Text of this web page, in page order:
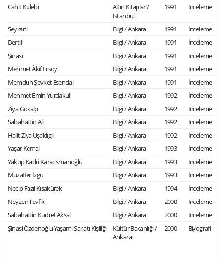
Cahit Külebi
Altın Kitaplar /
İstanbul
1991 İnceleme
Seyrani Bilgi / Ankara 1991
İnceleme
Dertli
Bilgi / Ankara 1991
İnceleme
Şinasi
Bilgi / Ankara 1991
İnceleme
Mehmet Âkif Ersoy
Bilgi / Ankara 1991
İnceleme
Memduh Şevket Esendal
Bilgi / Ankara 1991
İnceleme
Mehmet Emin Yurdakul
Bilgi / Ankara 1992
İnceleme
Ziya Gökalp
Bilgi / Ankara 1992
İnceleme
Sabahattin Ali
Bilgi / Ankara 1992
İnceleme
Halit Ziya Uşaklıgil
Bilgi / Ankara 1992
İnceleme
Yaşar Kemal
Bilgi / Ankara 1993
İnceleme
Yakup Kadri Karaosmanoğlu
Bilgi / Ankara 1993
İnceleme
Muzaffer İzgü
Bilgi / Ankara 1993
İnceleme
Necip Fazıl Kısakürek
Bilgi / Ankara 1994
İnceleme
Neyzen Tevfik
Bilgi / Ankara 2000
İnceleme
Sabahattin Kudret Aksal
Bilgi / Ankara 2000
İnceleme
Şinasi Özdenoğlu Yaşamı Sanatı Kişiliği
Kültür Bakanlığı /
Ankara
2000 Biyografi